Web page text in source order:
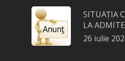
SITUAȚIA
LA
26 iulie